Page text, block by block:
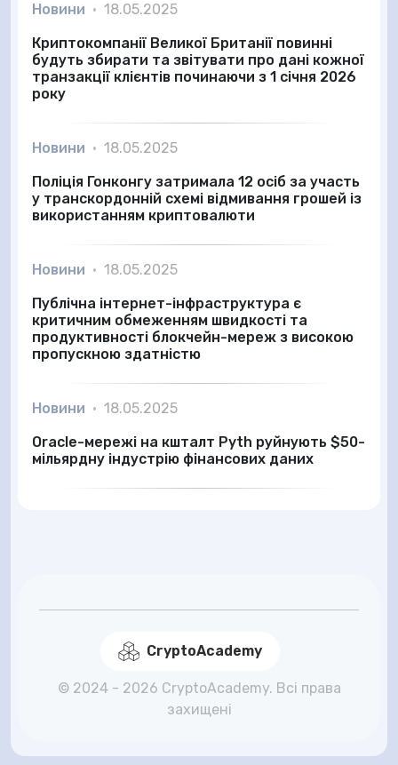
Новини • 18.05.2025
Криптокомпанії Великої Британії повинні
будуть збирати та звітувати про дані кожної
транзакції клієнтів починаючи з 1 січня 2026
року
Новини • 18.05.2025
Поліція Гонконгу затримала 12 осіб за участь
у транскордонній схемі відмивання грошей із
використанням криптовалюти
Новини • 18.05.2025
Публічна інтернет-інфраструктура є
критичним обмеженням швидкості та
продуктивності блокчейн-мереж з високою
пропускною здатністю
Новини • 18.05.2025
Oracle-мережі на кшталт Pyth руйнують $50-
мільярдну індустрію фінансових даних
CryptoAcademy
© 2024 - 2026 CryptoAcademy. Всі права
захищені